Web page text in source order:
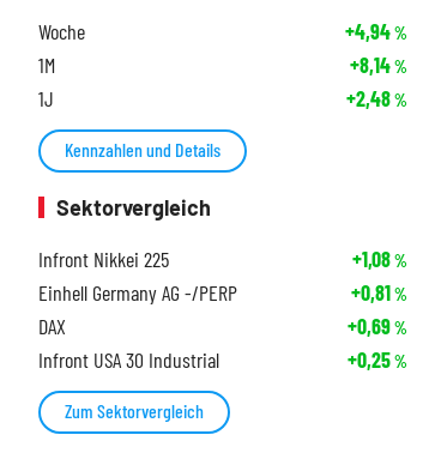
Woche +4,94%
1M +8,14%
1J +2,48%
Kennzahlen und Details
Sektorvergleich
Infront Nikkei 225
+1,08%
Einhell Germany AG -/PERP +0,81%
DAX +0,69%
Infront USA 30 Industrial +0,25%
Zum Sektorvergleich